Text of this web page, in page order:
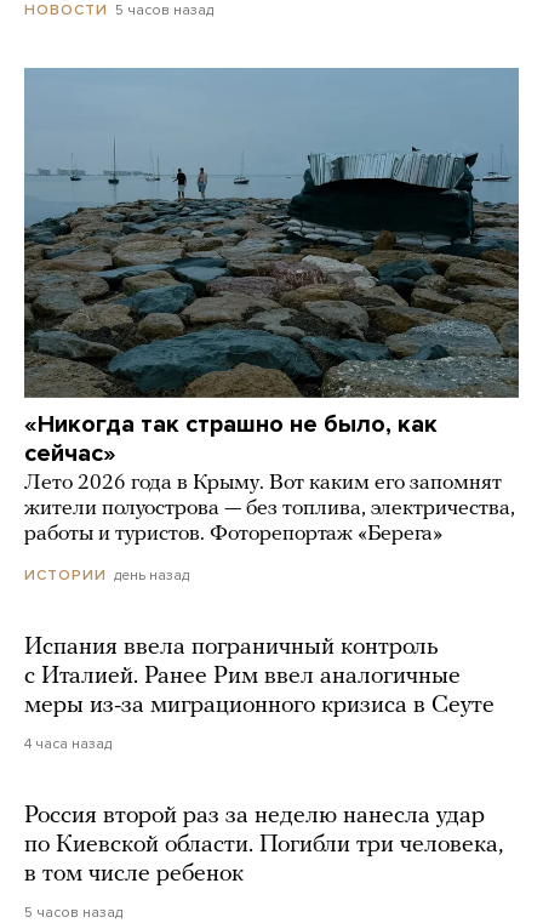
НОВОСТИ 5 часов назад
«Никогда так страшно не было, как
сейчас»
Лето 2026 года в Крыму. Вот каким его запомнят
жители полуострова — без топлива, электричества,
работы и туристов. Фоторепортаж «Берега»
ИСТОРИИ день назад
Испания ввела пограничный контроль
с Италией. Ранее Рим ввел аналогичные
меры из-за миграционного кризиса в Сеуте
4 часа назад
Россия второй раз за неделю нанесла удар
по Киевской области. Погибли три человека,
в том числе ребенок
5 часов назад